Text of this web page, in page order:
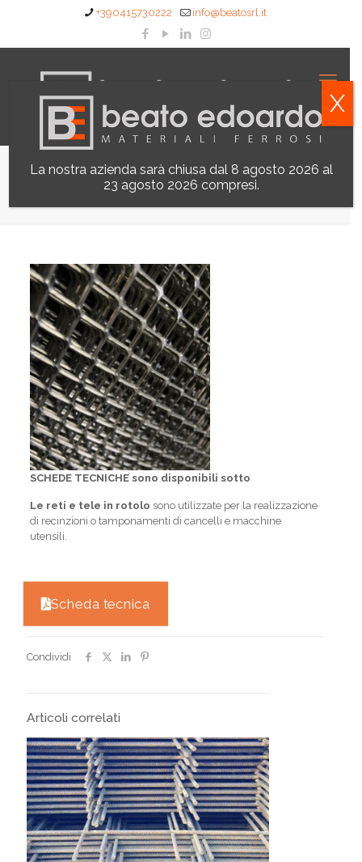
+390415730222 info@beatosrl.it
Reti e Tele in Rotolo
SCHEDE TECNICHE sono disponibili sotto
Le reti e tele in rotolo sono utilizzate per la realizzazione
di recinzioni o tamponamenti di cancelli e macchine
utensili.
Scheda tecnica
Condividi
Articoli correlati
La nostra azienda sarà chiusa dal 8 agosto 2026 al
23 agosto 2026 compresi.
X